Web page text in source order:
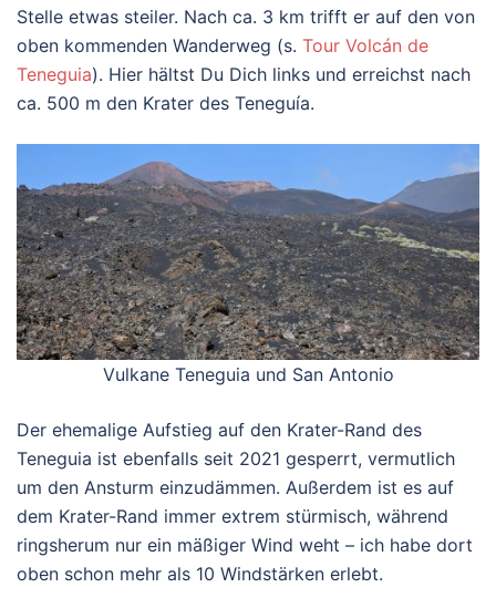
Stelle etwas steiler. Nach ca. 3 km trifft er auf den von
oben kommenden Wanderweg (s. Tour Volcán de
Teneguia). Hier hältst Du Dich links und erreichst nach
ca. 500 m den Krater des Teneguía.
Vulkane Teneguia und San Antonio
Der ehemalige Aufstieg auf den Krater-Rand des
Teneguia ist ebenfalls seit 2021 gesperrt, vermutlich
um den Ansturm einzudämmen. Außerdem ist es auf
dem Krater-Rand immer extrem stürmisch, während
ringsherum nur ein mäßiger Wind weht – ich habe dort
oben schon mehr als 10 Windstärken erlebt.